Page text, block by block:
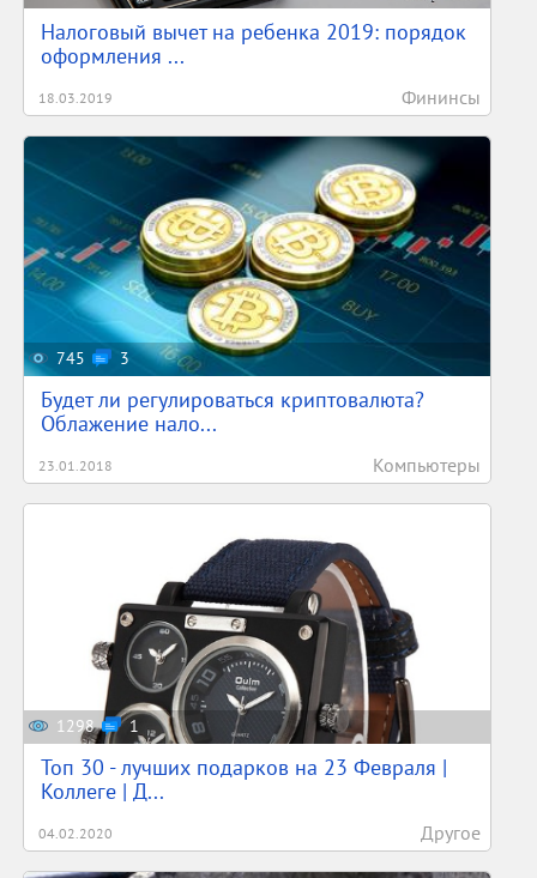
Налоговый вычет на ребенка 2019: порядок
оформления ...
18.03.2019 Фининсы
745 3
Будет ли регулироваться криптовалюта?
Облажение нало...
23.01.2018 Компьютеры
1298 1
Топ 30 - лучших подарков на 23 Февраля |
Коллеге | Д...
04.02.2020 Другое